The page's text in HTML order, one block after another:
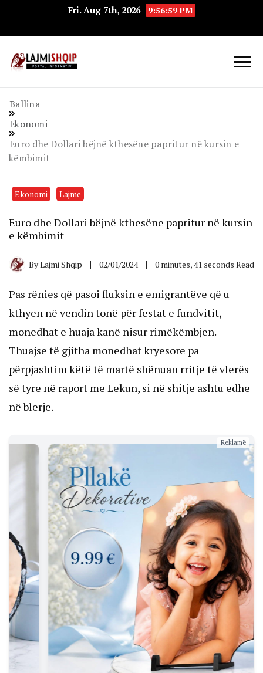
Fri. Aug 7th, 2026 9:56:59 PM
Ballina
Ekonomi
Euro dhe Dollari bëjnë kthesëne papritur në kursin e
këmbimit
Ekonomi Lajme
Euro dhe Dollari bëjnë kthesëne papritur në kursin
e këmbimit
ByLajmi Shqip 02/01/2024 0 minutes, 41 seconds Read
Pas rënies që pasoi fluksin e emigrantëve që u
kthyen në vendin tonë për festat e fundvitit,
monedhat e huaja kanë nisur rimëkëmbjen.
Thuajse të gjitha monedhat kryesore pa
përpjashtim këtë të martë shënuan rritje të vlerës
së tyre në raport me Lekun, si në shitje ashtu edhe
në blerje.
Reklamë